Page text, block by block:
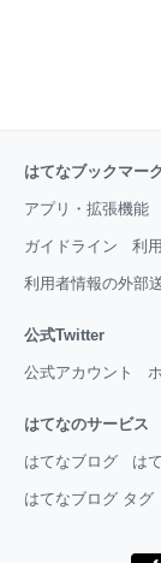
はてなブックマーク
アプリ・拡張機能
ガイドライン 利
利用者情報の外部
公式Twitter
公式アカウント
はてなのサービス
はてなブログ は
はてなブログ タグ